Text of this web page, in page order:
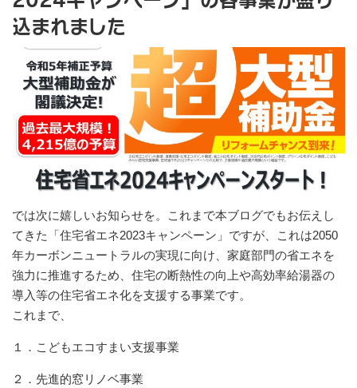
込まれました
では次に嬉しいお知らせを。これまで本ブログでもお伝えし
てきた「住宅省エネ2023キャンペーン」ですが、これは2050
年カーボンニュートラルの実現に向け、家庭部門の省エネを
強力に推進するため、住宅の断熱性の向上や高効率給湯器の
導入等の住宅省エネ化を支援する事業です。
これまで、
１．こどもエコすまい支援事業
２．先進的窓リノベ事業